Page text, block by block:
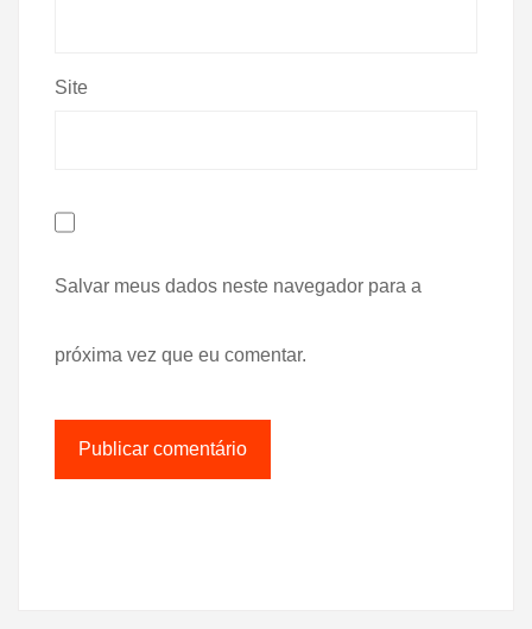
Site
Salvar meus dados neste navegador para a
próxima vez que eu comentar.